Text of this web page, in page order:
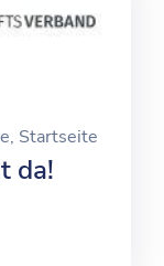
‚ Startseite
da!